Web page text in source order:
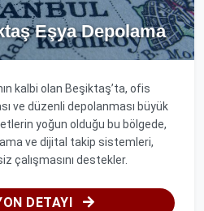
Eşya Depolama
kalbi olan Beşiktaş’ta, ofis
ve düzenli depolanması büyük
yoğun olduğu bu bölgede,
ve dijital takip sistemleri,
çalışmasını destekler.
DETAYI